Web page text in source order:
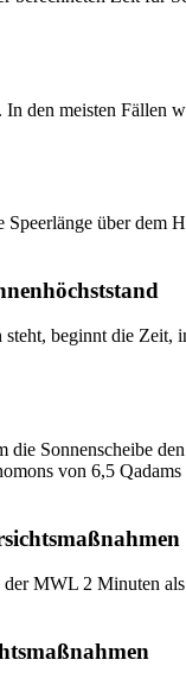
den meisten Fällen
über dem
steht, beginnt die
die Sonnenscheibe
von 6,5
MWL 2 Minuten